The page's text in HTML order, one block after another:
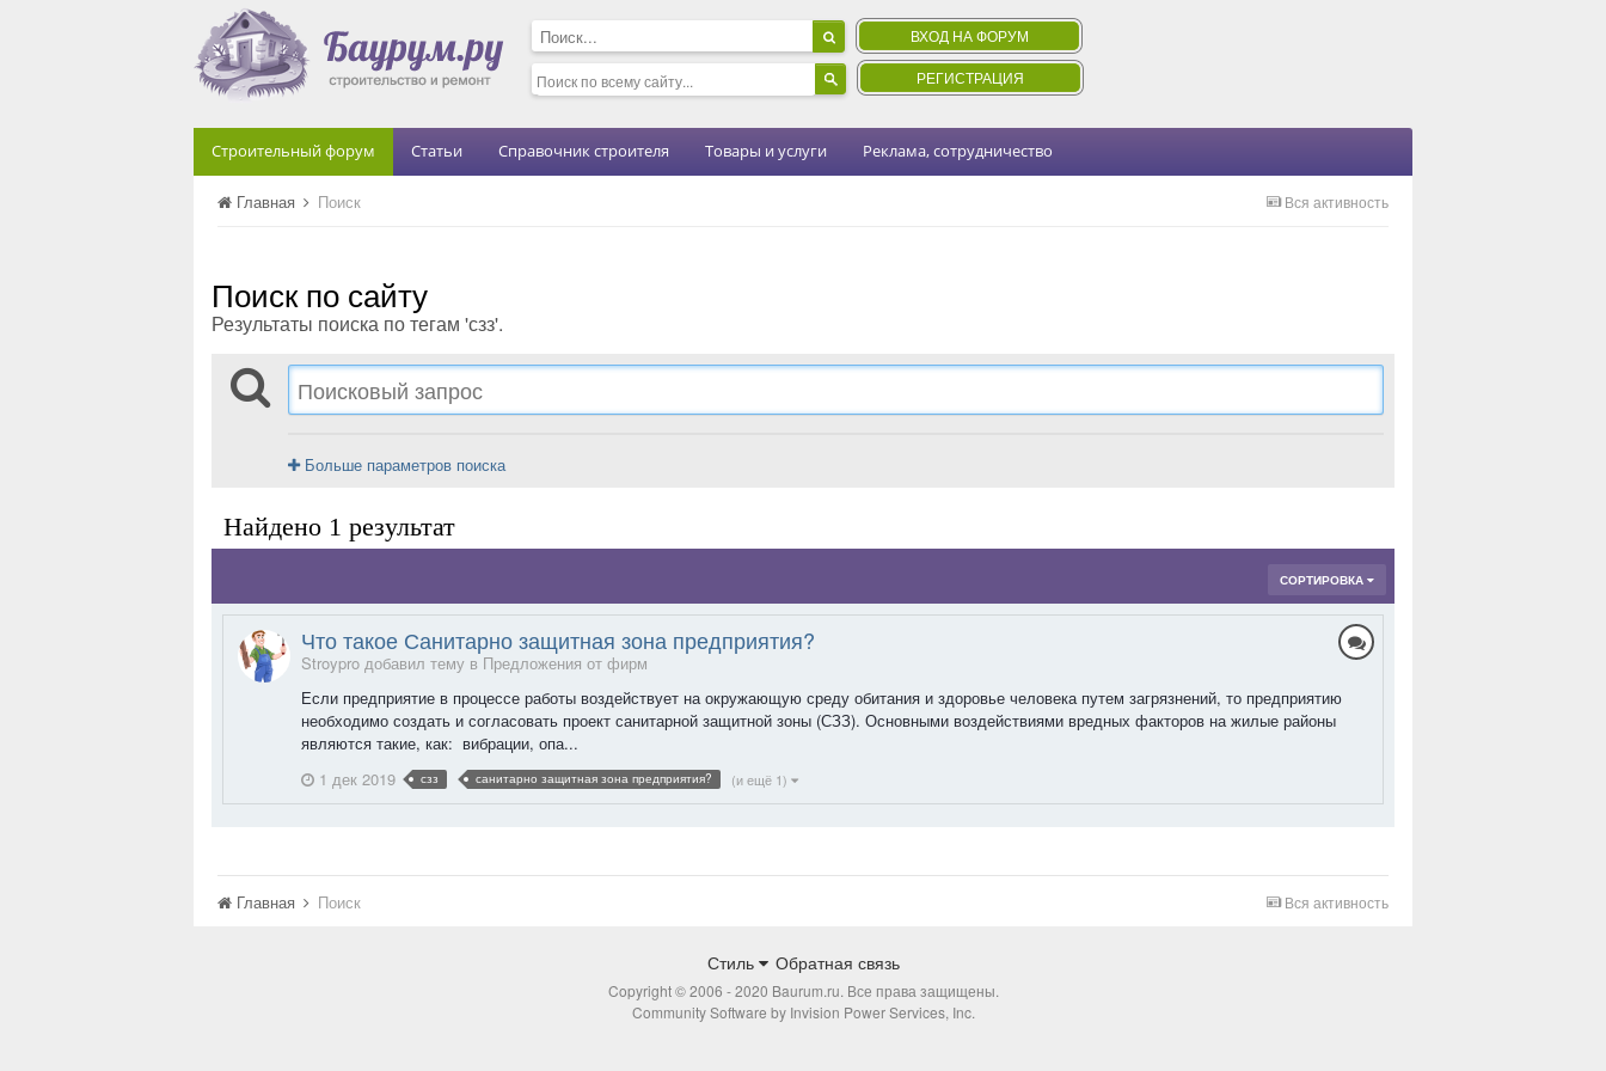
ВХОД НА ФОРУМ
РЕГИСТРАЦИЯ
Строительный форум Статьи Справочник строителя Товары и услуги Реклама, сотрудничество
Вся активность
Главная Поиск
Поиск по сайту
Результаты поиска по тегам 'сзз'.
Больше параметров поиска
Найдено 1 результат
СОРТИРОВКА
Что такое Санитарно защитная зона предприятия?
Stroypro добавил тему в Предложения от фирм
Если предприятие в процессе работы воздействует на окружающую среду обитания и здоровье человека путем загрязнений, то предприятию
необходимо создать и согласовать проект санитарной защитной зоны (СЗЗ). Основными воздействиями вредных факторов на жилые районы
являются такие, как: вибрации, опа...
1 дек 2019
сзз санитарно защитная зона предприятия? (и ещё 1)
Вся активность
Главная Поиск
Стиль Обратная связь
Copyright © 2006 - 2020 Baurum.ru. Все права защищены.
Community Software by Invision Power Services, Inc.